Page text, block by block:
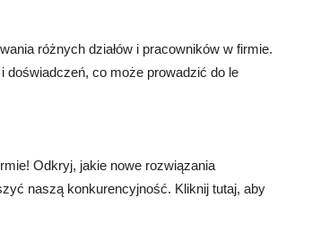
różnych działów i pracowników w firmie.
doświadczeń, co może prowadzić do le
Odkryj, jakie nowe rozwiązania
naszą konkurencyjność. Kliknij tutaj, aby